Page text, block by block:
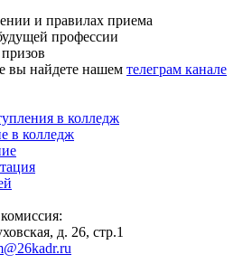
и правилах приема
профессии
вы найдете нашем телеграм канале
в колледж
в колледж
д. 26, стр.1